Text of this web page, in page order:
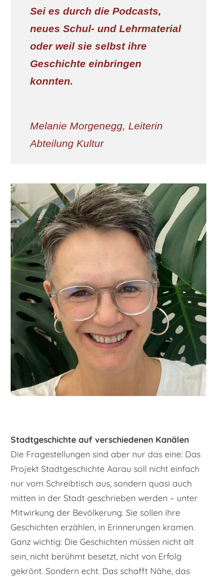
Sei es durch die Podcasts,
neues Schul- und Lehrmaterial
oder weil sie selbst ihre
Geschichte einbringen
konnten.
​Melanie Morgenegg, Leiterin
Abteilung Kultur
Stadtgeschichte​ auf verschiedenen Kanälen
​Die Fragestellungen sind aber nur das eine: Das
Projekt Stadtgeschichte Aarau soll nicht einfach
nur vom Schreibtisch aus, sondern quasi auch
mitten in der Stadt geschrieben werden – unter
Mitwirkung der Bevölkerung. Sie sollen ihre
Geschichten erzählen, in Erinnerungen kramen.
Ganz wichtig: Die Geschichten müssen nicht alt
sein, nicht berühmt besetzt, nicht von Erfolg
gekrönt. Sondern echt. Das schafft Nähe, das